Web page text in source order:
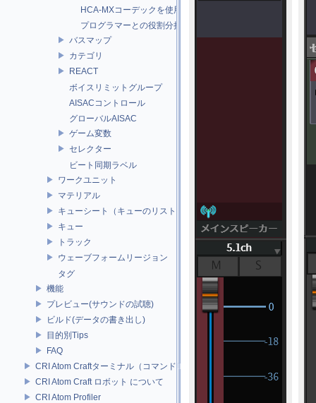
HCA-MXコーデックを使用する際の制限
プログラマーとの役割分担
バスマップ
カテゴリ
REACT
ボイスリミットグループ
AISACコントロール
グローバルAISAC
ゲーム変数
セレクター
ビート同期ラベル
ワークユニット
マテリアル
キューシート（キューのリスト）
キュー
トラック
ウェーブフォームリージョン
タグ
機能
プレビュー(サウンドの試聴)
ビルド(データの書き出し)
目的別Tips
FAQ
CRI Atom Craftターミナル（コマンドライン）ビルドについて
CRI Atom Craft ロボット について
CRI Atom Profiler